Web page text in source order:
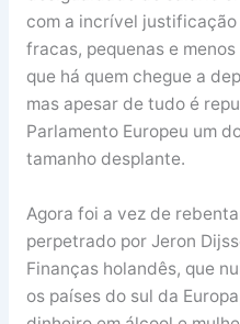
com a incrível
fracas, pequenas e
que há quem chegue a
mas apesar de tudo é
Parlamento Europeu um
tamanho desplante.
Agora foi a vez de
perpetrado por Jeron
Finanças holandês, que
os países do sul da